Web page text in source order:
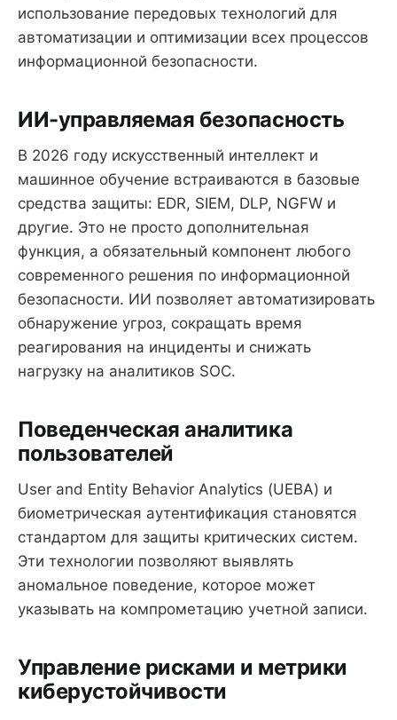
использование передовых технологий для
автоматизации и оптимизации всех процессов
информационной безопасности.
ИИ-управляемая безопасность
В 2026 году искусственный интеллект и
машинное обучение встраиваются в базовые
средства защиты: EDR, SIEM, DLP, NGFW и
другие. Это не просто дополнительная
функция, а обязательный компонент любого
современного решения по информационной
безопасности. ИИ позволяет автоматизировать
обнаружение угроз, сокращать время
реагирования на инциденты и снижать
нагрузку на аналитиков SOC.
Поведенческая аналитика
пользователей
User and Entity Behavior Analytics (UEBA) и
биометрическая аутентификация становятся
стандартом для защиты критических систем.
Эти технологии позволяют выявлять
аномальное поведение, которое может
указывать на компрометацию учетной записи.
Управление рисками и метрики
киберустойчивости